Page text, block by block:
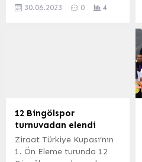
taekwondo Milli Takımı
Türkiye Açık Taekwondo
Turnuvası (Turkish Open)
olarak göreve davet
edildi....
30.06.2023 0 4
12 Bingölspor
turnuvadan elendi
Ziraat Türkiye Kupası’nın
1. Ön Eleme turunda 12